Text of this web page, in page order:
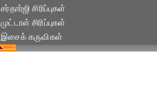
சர்தார்ஜி சிரிப்புகள்
முட்டாள் சிரிப்புகள்
இசைக் கருவிகள்